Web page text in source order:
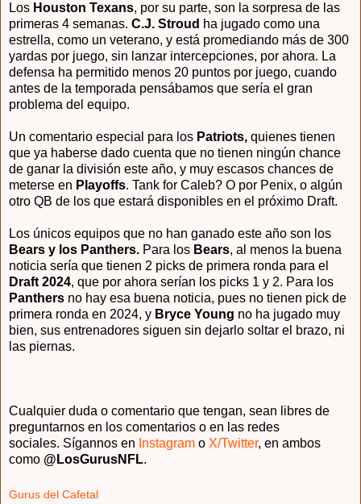
Los Houston Texans, por su parte, son la sorpresa de las
primeras 4 semanas. C.J. Stroud ha jugado como una
estrella, como un veterano, y está promediando más de 300
yardas por juego, sin lanzar intercepciones, por ahora. La
defensa ha permitido menos 20 puntos por juego, cuando
antes de la temporada pensábamos que sería el gran
problema del equipo.
Un comentario especial para los Patriots, quienes tienen
que ya haberse dado cuenta que no tienen ningún chance
de ganar la división este año, y muy escasos chances de
meterse en Playoffs. Tank for Caleb? O por Penix, o algún
otro QB de los que estará disponibles en el próximo Draft.
Los únicos equipos que no han ganado este año son los
Bears y los Panthers. Para los Bears, al menos la buena
noticia sería que tienen 2 picks de primera ronda para el
Draft 2024, que por ahora serían los picks 1 y 2. Para los
Panthers no hay esa buena noticia, pues no tienen pick de
primera ronda en 2024, y Bryce Young no ha jugado muy
bien, sus entrenadores siguen sin dejarlo soltar el brazo, ni
las piernas.
Cualquier duda o comentario que tengan, sean libres de
preguntarnos en los comentarios o en las redes
sociales. Sígannos en Instagram o X/Twitter, en ambos
como @LosGurusNFL.
Gurus del Cafetal